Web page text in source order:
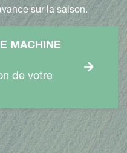
sur la saison.
MACHINE
de votre